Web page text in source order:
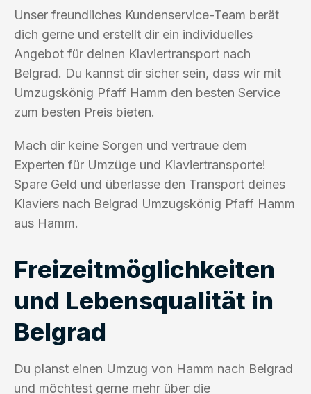
Unser freundliches Kundenservice-Team berät
dich gerne und erstellt dir ein individuelles
Angebot für deinen Klaviertransport nach
Belgrad. Du kannst dir sicher sein, dass wir mit
Umzugskönig Pfaff Hamm den besten Service
zum besten Preis bieten.
Mach dir keine Sorgen und vertraue dem
Experten für Umzüge und Klaviertransporte!
Spare Geld und überlasse den Transport deines
Klaviers nach Belgrad Umzugskönig Pfaff Hamm
aus Hamm.
Freizeitmöglichkeiten
und Lebensqualität in
Belgrad
Du planst einen Umzug von Hamm nach Belgrad
und möchtest gerne mehr über die